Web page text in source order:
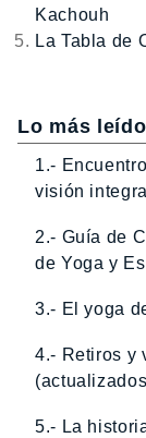
Kachouh
La Tabla de
Lo más
1.-
visión
2.- Guía de
de Yoga y
3.- El yoga
4.- Retiros y
5.- La